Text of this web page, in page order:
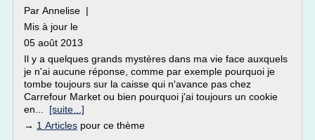
Par Annelise |
Mis à jour le
05 août 2013
Il y a quelques grands mystères dans ma vie face auxquels
je n'ai aucune réponse, comme par exemple pourquoi je
tombe toujours sur la caisse qui n'avance pas chez
Carrefour Market ou bien pourquoi j'ai toujours un cookie
en... [suite...]
→ 1 Articles pour ce thème